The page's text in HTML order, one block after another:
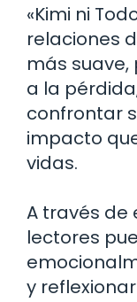
«Kimi ni
relaciones
más
a la
confrontar
impacto
vidas.
A través de
lectores
y